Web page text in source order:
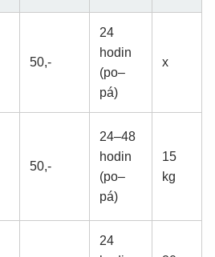
50,-
24
hodin
(po–
pá)
x
50,-
24–48
hodin
(po–
pá)
15
kg
24